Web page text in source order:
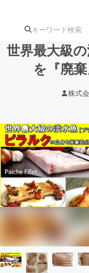
注目のリ
ターン
注
ジ
アート・写
テクノロジ
映像・映画
ビジネス・
まちづくり
世界最大級
を『廃
株式